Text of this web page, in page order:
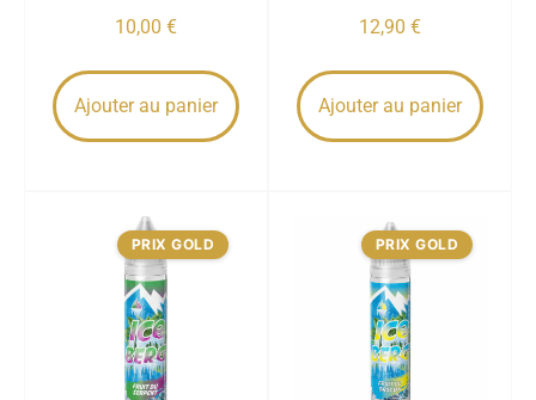
10,00 €
Ajouter au panier
12,90 €
Ajouter au panier
PRIX GOLD PRIX GOLD